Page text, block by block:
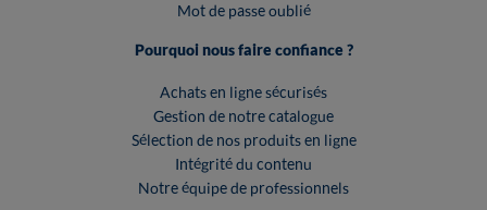
Mot de passe oublié
Pourquoi nous faire confiance ?
Achats en ligne sécurisés
Gestion de notre catalogue
Sélection de nos produits en ligne
Intégrité du contenu
Notre équipe de professionnels